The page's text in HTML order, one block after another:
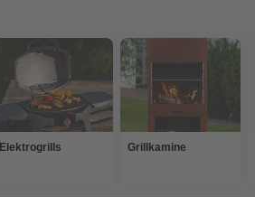
Elektrogrills Grillkamine